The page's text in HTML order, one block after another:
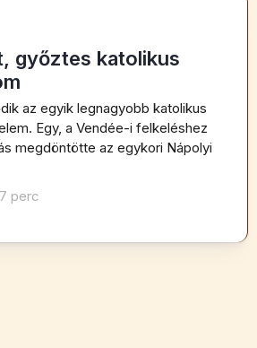
győztes katolikus
az egyik legnagyobb katolikus
Egy, a Vendée-i felkeléshez
megdöntötte az egykori Nápolyi
7 perc